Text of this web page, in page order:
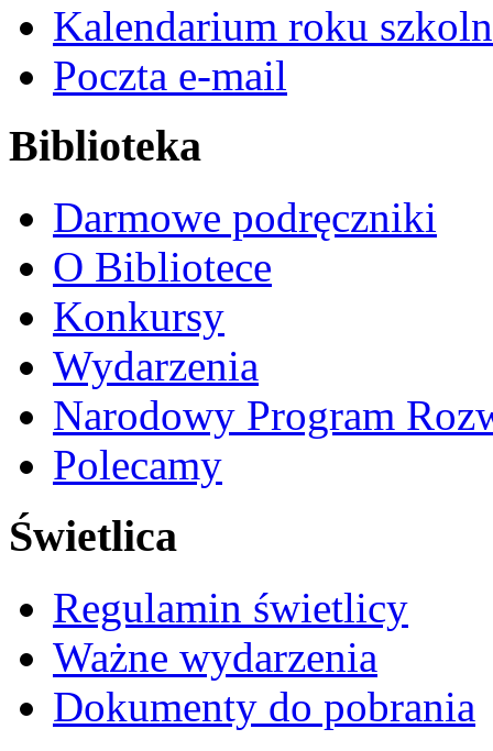
Kalendarium roku
Poczta e-mail
Biblioteka
Darmowe podręczniki
O Bibliotece
Konkursy
Wydarzenia
Narodowy Program
Polecamy
Świetlica
Regulamin świetlicy
Ważne wydarzenia
Dokumenty do pobrania